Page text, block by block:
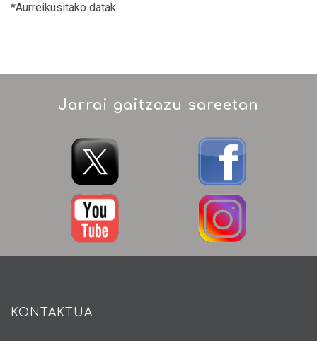
*Aurreikusitako datak
Jarrai gaitzazu sareetan
KONTAKTUA